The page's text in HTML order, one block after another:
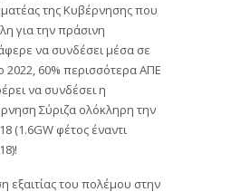
της Κυβέρνησης που
για την πράσινη
να συνδέσει μέσα σε
2022, 60% περισσότερα ΑΠΕ
να συνδέσει η
Σύριζα ολόκληρη την
(1.6GW φέτος έναντι
εξαιτίας του πολέμου στην